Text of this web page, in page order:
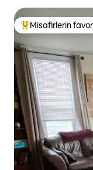
Misafirlerin
Misafirlerin